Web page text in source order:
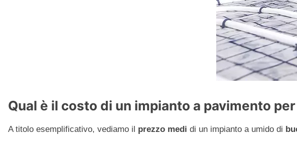
Qual è il costo di un impianto a pavimento
A titolo esemplificativo, vediamo il prezzo medi di un impianto a umido di